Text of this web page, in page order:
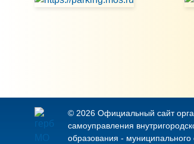
© 2026 Официальный сайт
самоуправления
образования - муниципального